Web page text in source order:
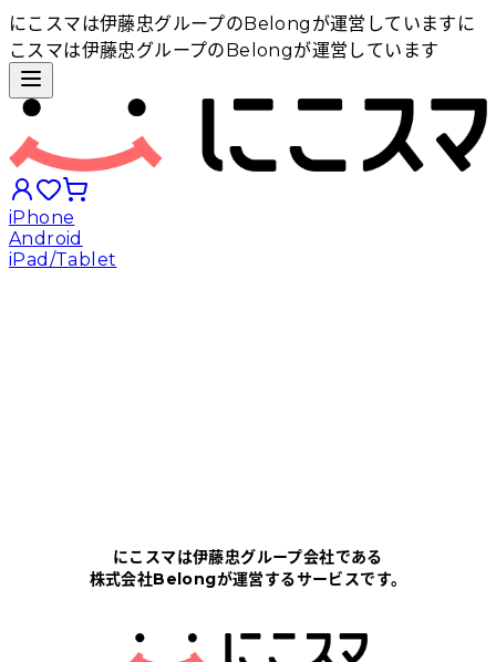
にこスマは伊藤忠グループのBelongが運営しています に
こスマは伊藤忠グループのBelongが運営しています
iPhone
Android
iPad/Tablet
にこスマについて
サポートセンター
にこスマは伊藤忠グループ会社である
株式会社Belongが運営するサービスです。